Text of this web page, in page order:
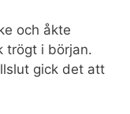
och åkte
trögt i början.
gick det att